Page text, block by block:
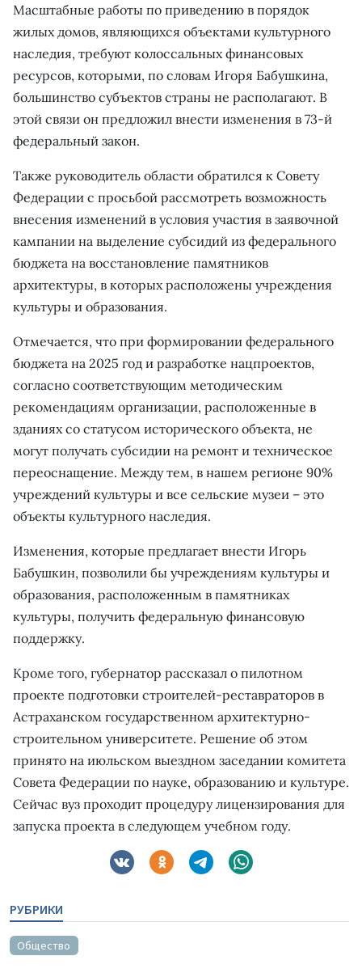
Масштабные работы по приведению в порядок
жилых домов, являющихся объектами культурного
наследия, требуют колоссальных финансовых
ресурсов, которыми, по словам Игоря Бабушкина,
большинство субъектов страны не располагают. В
этой связи он предложил внести изменения в 73-й
федеральный закон.
Также руководитель области обратился к Совету
Федерации с просьбой рассмотреть возможность
внесения изменений в условия участия в заявочной
кампании на выделение субсидий из федерального
бюджета на восстановление памятников
архитектуры, в которых расположены учреждения
культуры и образования.
Отмечается, что при формировании федерального
бюджета на 2025 год и разработке нацпроектов,
согласно соответствующим методическим
рекомендациям организации, расположенные в
зданиях со статусом исторического объекта, не
могут получать субсидии на ремонт и техническое
переоснащение. Между тем, в нашем регионе 90%
учреждений культуры и все сельские музеи – это
объекты культурного наследия.
Изменения, которые предлагает внести Игорь
Бабушкин, позволили бы учреждениям культуры и
образования, расположенным в памятниках
культуры, получить федеральную финансовую
поддержку.
Кроме того, губернатор рассказал о пилотном
проекте подготовки строителей-реставраторов в
Астраханском государственном архитектурно-
строительном университете. Решение об этом
принято на июльском выездном заседании комитета
Совета Федерации по науке, образованию и культуре.
Сейчас вуз проходит процедуру лицензирования для
запуска проекта в следующем учебном году.
РУБРИКИ
Общество